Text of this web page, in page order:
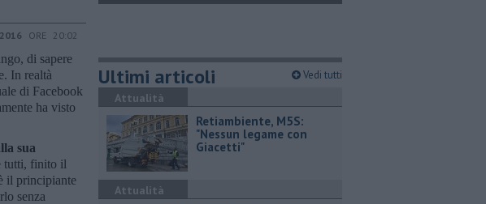
ORE 20:02
di sapere
In realtà
di Facebook
ha visto
sua
tutti, finito il
il principiante
senza
Ultimi articoli Vedi tutti
Attualità
Retiambiente, M5S:
"Nessun legame con
Giacetti"
Attualità